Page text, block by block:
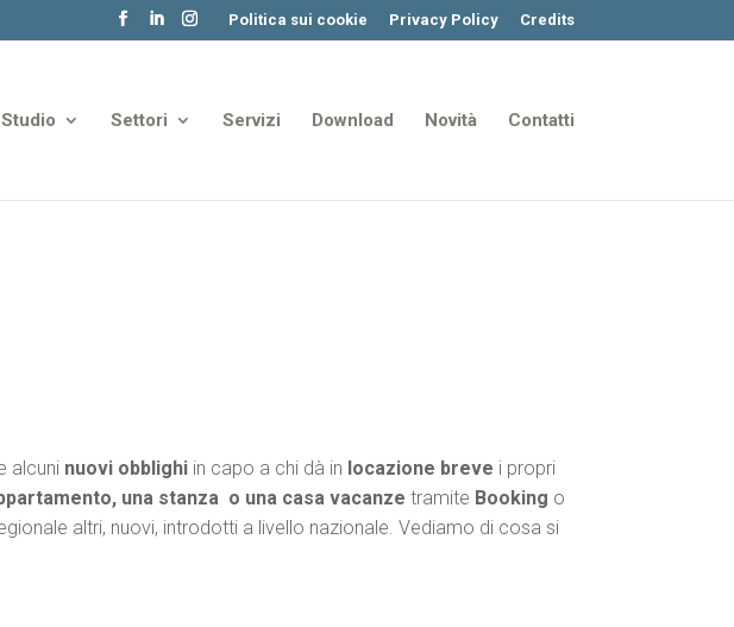
Politica sui cookie Privacy Policy Credits
Settori Servizi Download Novità Contatti
alcuni nuovi obblighi in capo a chi dà in locazione breve i propri
una stanza o una casa vacanze tramite Booking o
altri, nuovi, introdotti a livello nazionale. Vediamo di cosa si